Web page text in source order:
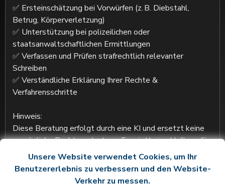
✅ Ersteinschätzung bei Vorwürfen (z. B. Diebstahl,
Betrug, Körperverletzung)
✅ Unterstützung bei polizeilichen oder
staatsanwaltschaftlichen Ermittlungen
✅ Verfassen und Prüfen strafrechtlich relevanter
Schreiben
✅ Verständliche Erklärung Ihrer Rechte &
Verfahrensschritte
Hinweis:
Diese Beratung erfolgt durch eine KI und ersetzt keine
persönliche Rechtsvertretung. Es wird keine Haftung für
die bereitgestellten Informationen übernommen.
07/08/2026, 22:34:36
Unsere Website verwendet Cookies, um Ihr
Benutzererlebnis zu verbessern und den Website-
Verkehr zu messen.